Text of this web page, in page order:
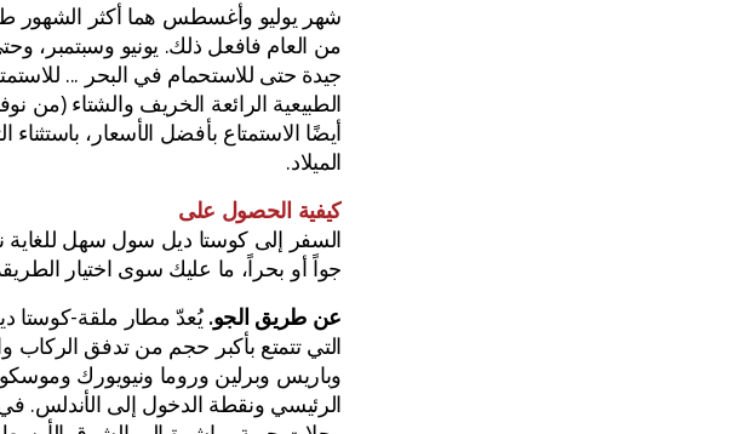
شهر يوليو وأغسطس هما أكثر الشهور
من العام فافعل ذلك. يونيو وسبتمبر،
جيدة حتى للاستحمام في البحر ...
الطبيعية الرائعة الخريف والشتاء (من
أيضًا الاستمتاع بأفضل الأسعار،
الميلاد.
كيفية الحصول على
السفر إلى كوستا ديل سول سهل للغاية
جواً أو بحراً، ما عليك سوى اختيار
عن طريق الجو.
التي تتمتع بأكبر حجم من تدفق الركاب
وباريس وبرلين وروما ونيويورك
الرئيسي ونقطة الدخول إلى